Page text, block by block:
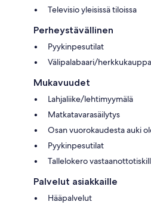
Televisio yleisissä tiloissa
Perheystävällinen
Pyykinpesutilat
Välipalabaari/herkkukauppa
Mukavuudet
Lahjaliike/lehtimyymälä
Matkatavarasäilytys
Osan vuorokaudesta auki
Pyykinpesutilat
Tallelokero
Palvelut asiakkaille
Hääpalvelut